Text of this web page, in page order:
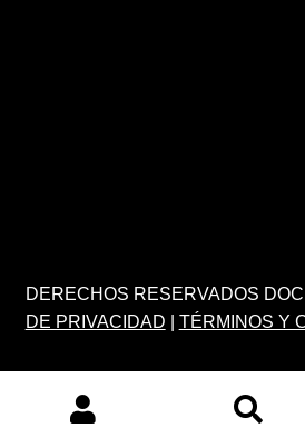
DERECHOS RESERVADOS
DE PRIVACIDAD
TÉRMINOS Y
PRODUCTS